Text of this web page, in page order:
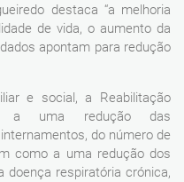
destaca “a melhoria
de vida, o aumento da
apontam para redução
e social, a Reabilitação
a uma redução das
do número de
como a uma redução dos
respiratória crónica,